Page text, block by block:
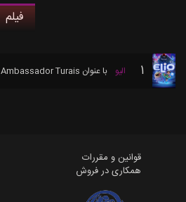
فیلم
1 الیو با عنوان Ambassador Turais
قوانین و مقررات
همکاری در فروش